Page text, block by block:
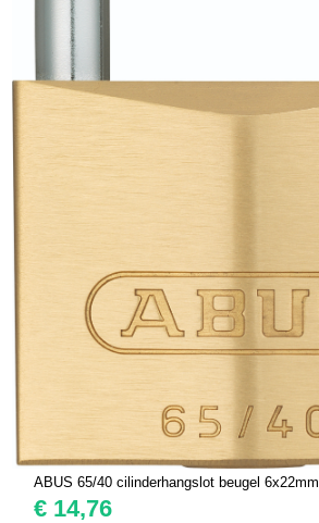
ABUS 65/40 cilinderhangslot beugel 6x22mm
€ 14,76